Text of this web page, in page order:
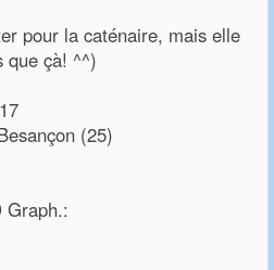
pour la caténaire, mais elle
que çà! ^^)
(25)
Graph.: